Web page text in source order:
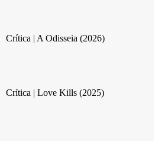
Crítica | A Odisseia (2026)
Crítica | Love Kills (2025)